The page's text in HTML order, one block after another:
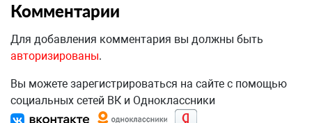
Комментарии
Для добавления комментария вы должны быть
авторизированы.
Вы можете зарегистрироваться на сайте с помощью
социальных сетей ВК и Одноклассники